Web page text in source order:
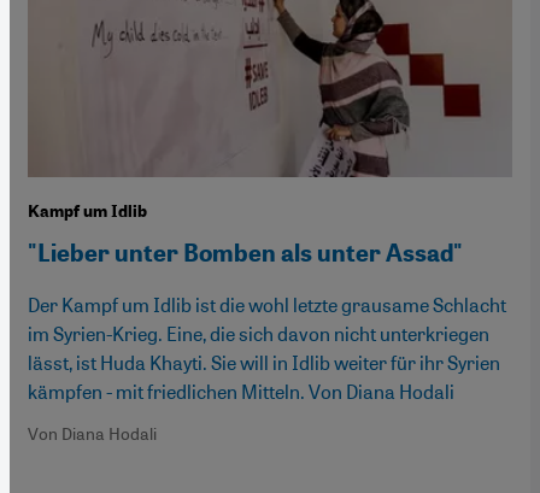
Kampf um Idlib
"Lieber unter Bomben als unter Assad"
Der Kampf um Idlib ist die wohl letzte grausame Schlacht
im Syrien-Krieg. Eine, die sich davon nicht unterkriegen
lässt, ist Huda Khayti. Sie will in Idlib weiter für ihr Syrien
kämpfen - mit friedlichen Mitteln. Von Diana Hodali
Von Diana Hodali